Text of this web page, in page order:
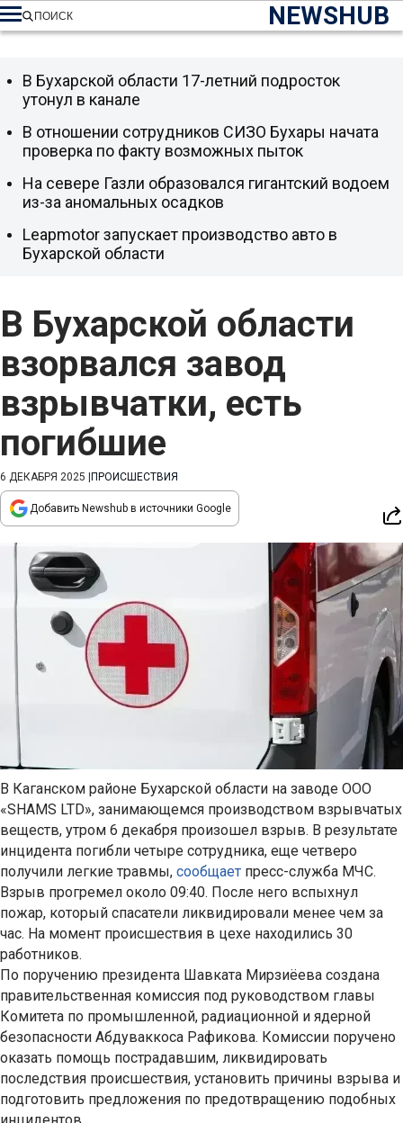
NEWSHUB
ПОИСК
В Бухарской области
взорвался завод
взрывчатки, есть
погибшие
6 ДЕКАБРЯ 2025 ПРОИСШЕСТВИЯ
Добавить Newshub в источники Google
В Каганском районе Бухарской области на заводе ООО
«SHAMS LTD», занимающемся производством взрывчатых
веществ, утром 6 декабря произошел взрыв. В результате
инцидента погибли четыре сотрудника, еще четверо
получили легкие травмы, сообщает пресс-служба МЧС.
Взрыв прогремел около 09:40. После него вспыхнул
пожар, который спасатели ликвидировали менее чем за
час. На момент происшествия в цехе находились 30
работников.
По поручению президента Шавката Мирзиёева создана
правительственная комиссия под руководством главы
Комитета по промышленной, радиационной и ядерной
безопасности Абдуваккоса Рафикова. Комиссии поручено
оказать помощь пострадавшим, ликвидировать
последствия происшествия, установить причины взрыва и
подготовить предложения по предотвращению подобных
В Бухарской области 17-летний подросток
утонул в канале
В отношении сотрудников СИЗО Бухары начата
проверка по факту возможных пыток
На севере Газли образовался гигантский водоем
из-за аномальных осадков
Leapmotor запускает производство авто в
Бухарской области